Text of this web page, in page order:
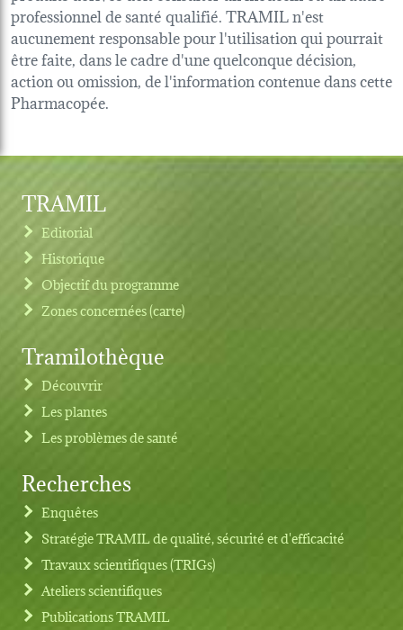
professionnel de santé qualifié. TRAMIL n'est
aucunement responsable pour l'utilisation qui pourrait
être faite, dans le cadre d'une quelconque décision,
action ou omission, de l'information contenue dans cette
Pharmacopée.
Footer menu
TRAMIL
Editorial
Historique
Objectif du programme
Zones concernées (carte)
Tramilothèque
Découvrir
Les plantes
Les problèmes de santé
Recherches
Enquêtes
Stratégie TRAMIL de qualité, sécurité et d'efficacité
Travaux scientifiques (TRIGs)
Ateliers scientifiques
Publications TRAMIL